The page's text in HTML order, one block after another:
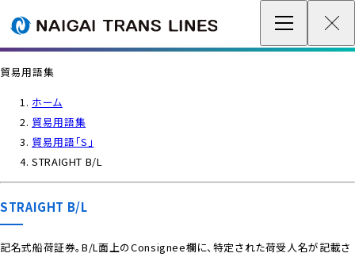
企業情報 / グローバルネットワーク
各種情報
最新情報
お問い合わせ / お見積り
貿易用語集
ホーム
貿易用語集
貿易用語「S」
STRAIGHT B/L
STRAIGHT B/L
記名式船荷証券。B/L面上のConsignee欄に、特定された荷受人名が記載さ